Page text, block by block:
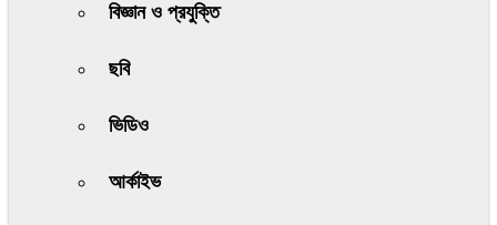
বিজ্ঞান ও প্রযুক্তি
ছবি
ভিডিও
আর্কাইভ